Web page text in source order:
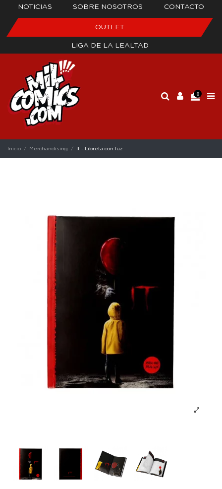
NOTICIAS SOBRE NOSOTROS CONTACTO
OUTLET
LIGA DE LA LEALTAD
0
Inicio Merchandising It - Libreta con luz